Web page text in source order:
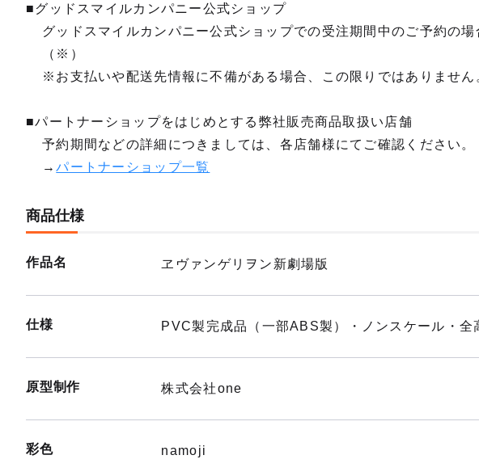
■グッドスマイルカンパニー公式ショップ
グッドスマイルカンパニー公式ショップでの受注期間中のご予約の場
（※）
※お支払いや配送先情報に不備がある場合、この限りではありません
■パートナーショップをはじめとする弊社販売商品取扱い店舗
予約期間などの詳細につきましては、各店舗様にてご確認ください。
→パートナーショップ一覧
商品仕様
作品名 ヱヴァンゲリヲン新劇場版
仕様 PVC製完成品（一部ABS製）・ノンスケール・全
原型制作 株式会社one
彩色 namoji